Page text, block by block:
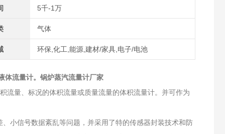
5千-1万
气体
环保,化工,能源,建材/家具,电子/电池
体流量计。锅炉蒸汽流量计厂家
量、标况的体积流量或质量流量的体积流量计。并可作为
小信号数据紊乱等问题，并采用了特的传感器封装技术和防